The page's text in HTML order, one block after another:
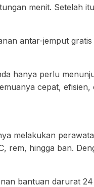
menit. Setelah
antar-jemput
hanya perlu
cepat,
melakukan
rem, hingga ban.
bantuan darurat